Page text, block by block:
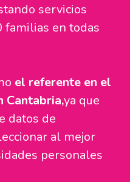
servicios
familias en todas
el referente en el
Cantabria,ya que
datos de
al mejor
personales